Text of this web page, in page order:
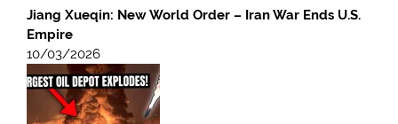
Jiang Xueqin: New World Order – Iran War Ends U.S.
Empire
10/03/2026